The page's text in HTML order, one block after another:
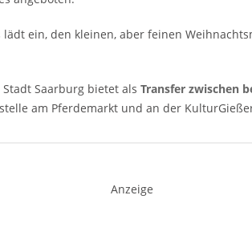
ein, den kleinen, aber feinen
Saarburg bietet als Transfer zwischen
am Pferdemarkt und an der
Anzeige